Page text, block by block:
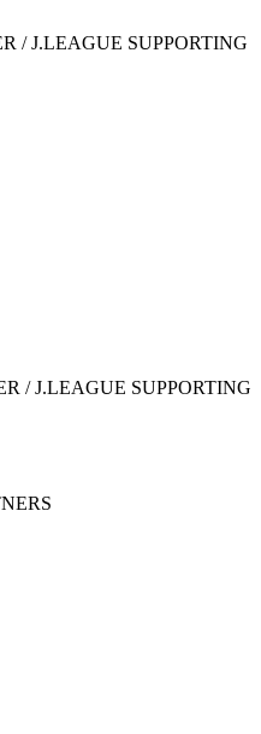
/ J.LEAGUE SUPPORTING
/ J.LEAGUE SUPPORTING